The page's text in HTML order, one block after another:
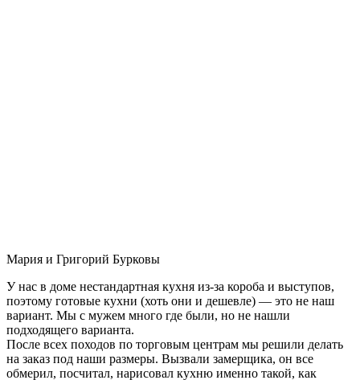
Мария и Григорий Бурковы
У нас в доме нестандартная кухня из-за короба и выступов,
поэтому готовые кухни (хоть они и дешевле) — это не наш
вариант. Мы с мужем много где были, но не нашли
подходящего варианта.
После всех походов по торговым центрам мы решили делать
на заказ под наши размеры. Вызвали замерщика, он все
обмерил, посчитал, нарисовал кухню именно такой, как